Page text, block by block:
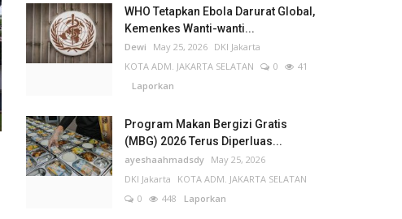
WHO Tetapkan Ebola Darurat Global,
Kemenkes Wanti-wanti...
Dewi May 25, 2026 DKI Jakarta
KOTA ADM. JAKARTA SELATAN
0
41
Laporkan
Program Makan Bergizi Gratis
(MBG) 2026 Terus Diperluas...
ayeshaahmadsdy May 25, 2026
DKI Jakarta
KOTA ADM. JAKARTA SELATAN
0
448 Laporkan